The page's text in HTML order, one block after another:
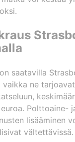
saatavilla
vaikka ne
Polttoaine-
lisääminen
vältettävissä.